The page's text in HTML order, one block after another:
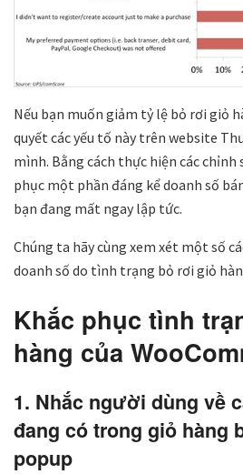
Nếu bạn muốn giảm tỷ lệ bỏ rơi giỏ
quyết các yếu tố này trên website
mình. Bằng cách thực hiện các
phục một phần đáng kể doanh số
bạn đang mất ngay lập tức.
Chúng ta hãy cùng xem xét một số
doanh số do tình trạng bỏ rơi giỏ
Khắc phục tình
hàng của
1. Nhắc người dùng về
đang có trong giỏ hàng
popup